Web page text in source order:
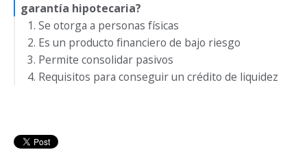
garantía hipotecaria?
1. Se otorga a personas físicas
2. Es un producto financiero de bajo riesgo
3. Permite consolidar pasivos
4. Requisitos para conseguir un crédito de liquidez